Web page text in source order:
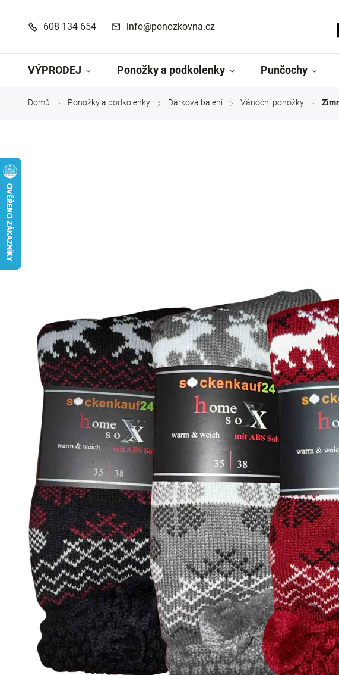
608 134 654 info@ponozkovna.cz
VÝPRODEJ Ponožky a podkolenky Punčochy
Domů / Ponožky a podkolenky / Dárková balení / Vánoční ponožky /